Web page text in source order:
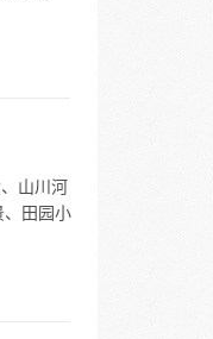
山川河
、田园小